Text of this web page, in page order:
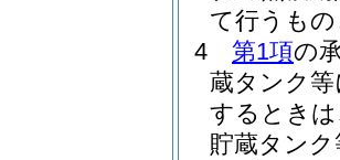
て行うも
4
第1項の
蔵タンク
するとき
貯蔵タン